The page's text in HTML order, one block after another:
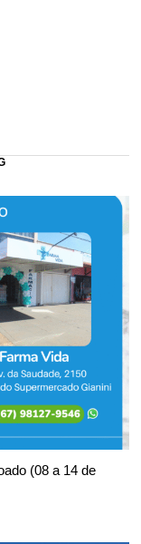
(08 a 14 de